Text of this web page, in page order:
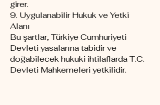
girer.
9. Uygulanabilir Hukuk ve Yetki
Alanı
Bu şartlar, Türkiye Cumhuriyeti
Devleti yasalarına tabidir ve
doğabilecek hukuki ihtilaflarda T.C.
Devleti Mahkemeleri yetkilidir.